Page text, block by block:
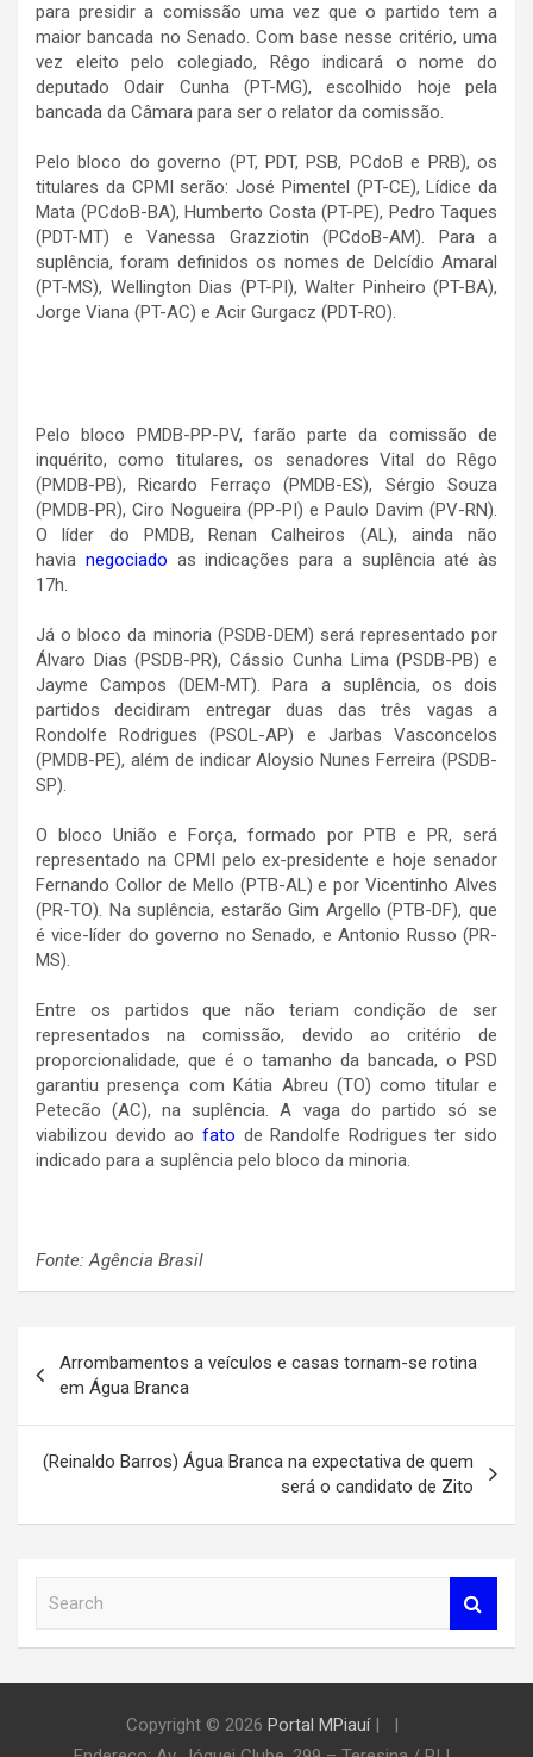
para presidir a comissão uma vez que o partido tem a
maior bancada no Senado. Com base nesse critério, uma
vez eleito pelo colegiado, Rêgo indicará o nome do
deputado Odair Cunha (PT-MG), escolhido hoje pela
bancada da Câmara para ser o relator da comissão.
Pelo bloco do governo (PT, PDT, PSB, PCdoB e PRB), os
titulares da CPMI serão: José Pimentel (PT-CE), Lídice da
Mata (PCdoB-BA), Humberto Costa (PT-PE), Pedro Taques
(PDT-MT) e Vanessa Grazziotin (PCdoB-AM). Para a
suplência, foram definidos os nomes de Delcídio Amaral
(PT-MS), Wellington Dias (PT-PI), Walter Pinheiro (PT-BA),
Jorge Viana (PT-AC) e Acir Gurgacz (PDT-RO).
Pelo bloco PMDB-PP-PV, farão parte da comissão de
inquérito, como titulares, os senadores Vital do Rêgo
(PMDB-PB), Ricardo Ferraço (PMDB-ES), Sérgio Souza
(PMDB-PR), Ciro Nogueira (PP-PI) e Paulo Davim (PV-RN).
O líder do PMDB, Renan Calheiros (AL), ainda não
havia negociado as indicações para a suplência até às
17h.
Já o bloco da minoria (PSDB-DEM) será representado por
Álvaro Dias (PSDB-PR), Cássio Cunha Lima (PSDB-PB) e
Jayme Campos (DEM-MT). Para a suplência, os dois
partidos decidiram entregar duas das três vagas a
Rondolfe Rodrigues (PSOL-AP) e Jarbas Vasconcelos
(PMDB-PE), além de indicar Aloysio Nunes Ferreira (PSDB-
SP).
O bloco União e Força, formado por PTB e PR, será
representado na CPMI pelo ex-presidente e hoje senador
Fernando Collor de Mello (PTB-AL) e por Vicentinho Alves
(PR-TO). Na suplência, estarão Gim Argello (PTB-DF), que
é vice-líder do governo no Senado, e Antonio Russo (PR-
MS).
Entre os partidos que não teriam condição de ser
representados na comissão, devido ao critério de
proporcionalidade, que é o tamanho da bancada, o PSD
garantiu presença com Kátia Abreu (TO) como titular e
Petecão (AC), na suplência. A vaga do partido só se
viabilizou devido ao fato de Randolfe Rodrigues ter sido
indicado para a suplência pelo bloco da minoria.
Fonte: Agência Brasil
de
Post
Arrombamentos a veículos e casas tornam-se rotina
em Água Branca
(Reinaldo Barros) Água Branca na expectativa de quem
será o candidato de Zito
c
Copyright © 2026 Portal MPiauí|